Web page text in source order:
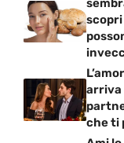
arriva
che ti